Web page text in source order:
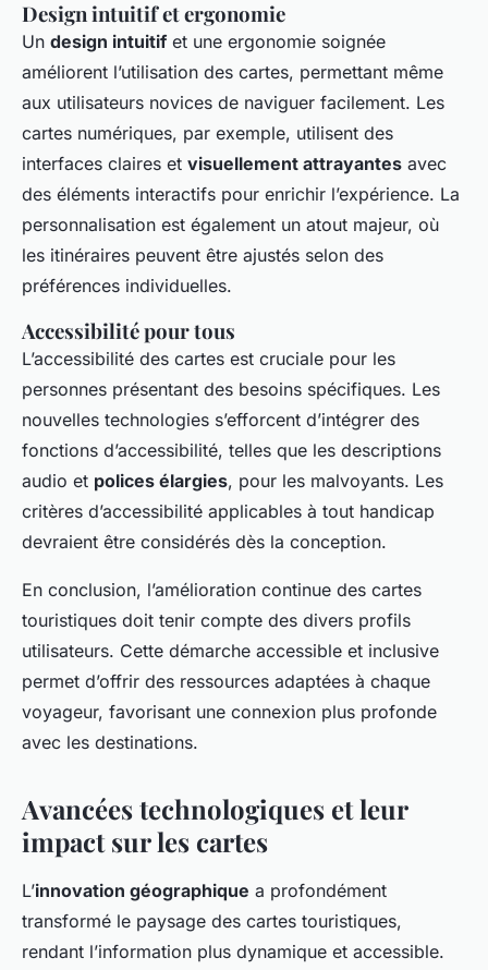
Design intuitif et ergonomie
Un design intuitif et une ergonomie soignée
améliorent l’utilisation des cartes, permettant même
aux utilisateurs novices de naviguer facilement. Les
cartes numériques, par exemple, utilisent des
interfaces claires et visuellement attrayantes avec
des éléments interactifs pour enrichir l’expérience. La
personnalisation est également un atout majeur, où
les itinéraires peuvent être ajustés selon des
préférences individuelles.
Accessibilité pour tous
L’accessibilité des cartes est cruciale pour les
personnes présentant des besoins spécifiques. Les
nouvelles technologies s’efforcent d’intégrer des
fonctions d’accessibilité, telles que les descriptions
audio et polices élargies, pour les malvoyants. Les
critères d’accessibilité applicables à tout handicap
devraient être considérés dès la conception.
En conclusion, l’amélioration continue des cartes
touristiques doit tenir compte des divers profils
utilisateurs. Cette démarche accessible et inclusive
permet d’offrir des ressources adaptées à chaque
voyageur, favorisant une connexion plus profonde
avec les destinations.
Avancées technologiques et leur
impact sur les cartes
L’innovation géographique a profondément
transformé le paysage des cartes touristiques,
rendant l’information plus dynamique et accessible.